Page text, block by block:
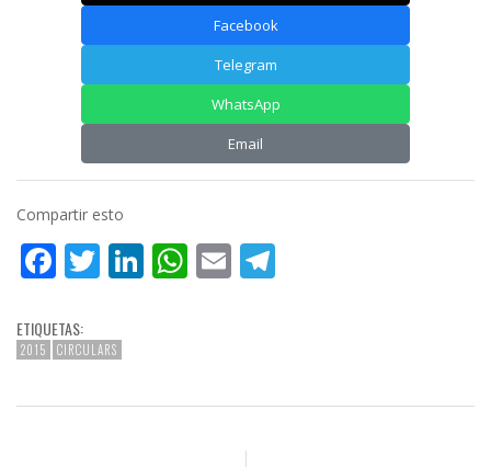
Facebook
Telegram
WhatsApp
Email
Compartir esto
Facebook
Twitter
LinkedIn
WhatsApp
Email
ETIQUETAS:
2015 CIRCULARS